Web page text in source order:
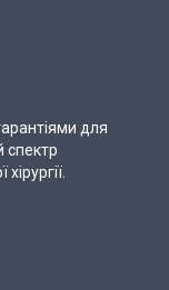
для
спектр